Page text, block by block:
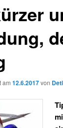
am 12.6.2017von